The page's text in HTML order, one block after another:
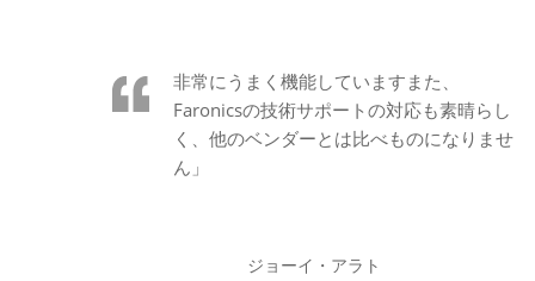
非常にうまく機能していますまた、
Faronicsの技術サポートの対応も素晴らし
く、他のベンダーとは比べものになりませ
ん」
ジョーイ・アラト